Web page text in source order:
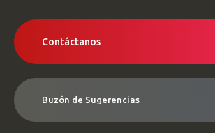
Contáctanos
Buzón de Sugerencias